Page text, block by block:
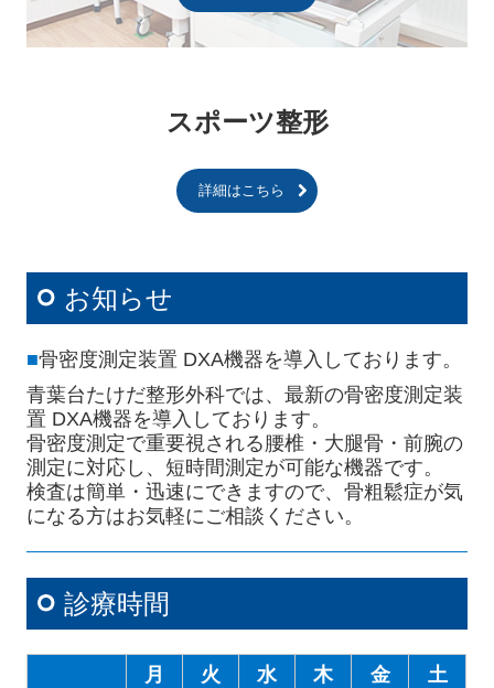
スポーツ整形
詳細はこちら
お知らせ
■骨密度測定装置 DXA機器を導入しております。
青葉台たけだ整形外科では、最新の骨密度測定装
置 DXA機器を導入しております。
骨密度測定で重要視される腰椎・大腿骨・前腕の
測定に対応し、短時間測定が可能な機器です。
検査は簡単・迅速にできますので、骨粗鬆症が気
になる方はお気軽にご相談ください。
診療時間
月 火 水 木 金
土